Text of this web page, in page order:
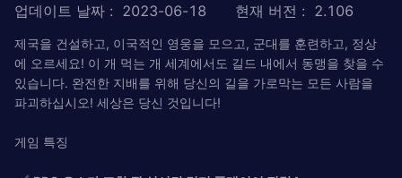
업데이트 날짜 : 2023-06-18 현재 버전 : 2.106
제국을 건설하고, 이국적인 영웅을 모으고, 군대를 훈련하고, 정상
에 오르세요! 이 개 먹는 개 세계에서도 길드 내에서 동맹을 찾을 수
있습니다. 완전한 지배를 위해 당신의 길을 가로막는 모든 사람을
파괴하십시오! 세상은 당신 것입니다!
게임 특징